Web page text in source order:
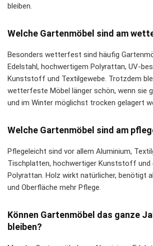
bleiben.
Welche Gartenmöbel sind am
Besonders wetterfest sind häufig
Edelstahl, hochwertigem Polyrattan, UV-
Kunststoff und Textilgewebe. Trotzdem
wetterfeste Möbel länger schön, wenn sie
und im Winter möglichst trocken gelagert
Welche Gartenmöbel sind am
Pflegeleicht sind vor allem Aluminium,
Tischplatten, hochwertiger Kunststoff und
Polyrattan. Holz wirkt natürlicher, benötigt
und Oberfläche mehr Pflege.
Können Gartenmöbel das ganze
bleiben?